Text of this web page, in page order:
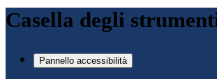
Casella degli
Pannello accessibilità